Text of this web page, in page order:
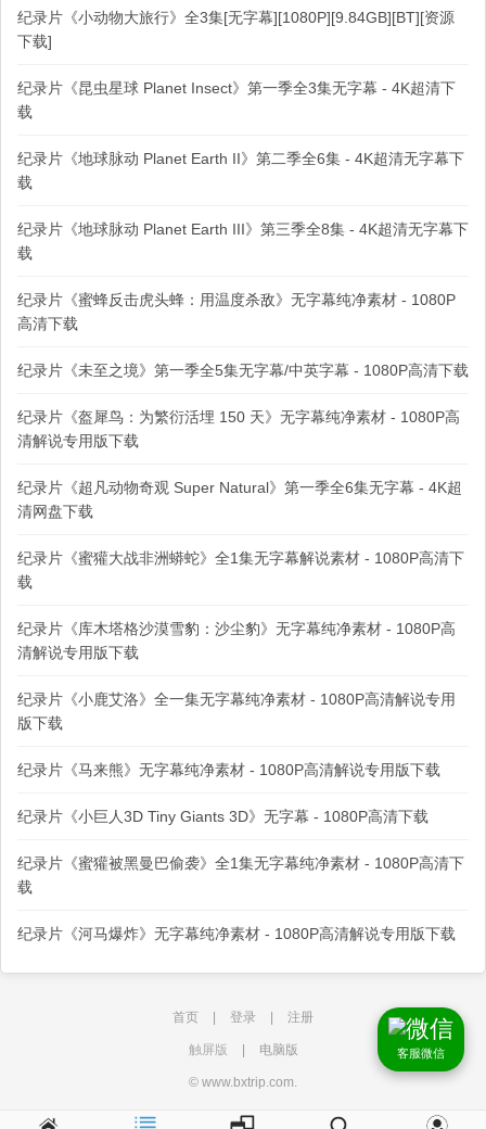
纪录片《小动物大旅行》全3集[无字幕][1080P][9.84GB][BT][资源
下载]
纪录片《昆虫星球 Planet Insect》第一季全3集无字幕 - 4K超清下
载
纪录片《地球脉动 Planet Earth II》第二季全6集 - 4K超清无字幕下
载
纪录片《地球脉动 Planet Earth III》第三季全8集 - 4K超清无字幕下
载
纪录片《蜜蜂反击虎头蜂：用温度杀敌》无字幕纯净素材 - 1080P
高清下载
纪录片《未至之境》第一季全5集无字幕/中英字幕 - 1080P高清下载
纪录片《盔犀鸟：为繁衍活埋 150 天》无字幕纯净素材 - 1080P高
清解说专用版下载
纪录片《超凡动物奇观 Super Natural》第一季全6集无字幕 - 4K超
清网盘下载
纪录片《蜜獾大战非洲蟒蛇》全1集无字幕解说素材 - 1080P高清下
载
纪录片《库木塔格沙漠雪豹：沙尘豹》无字幕纯净素材 - 1080P高
清解说专用版下载
纪录片《小鹿艾洛》全一集无字幕纯净素材 - 1080P高清解说专用
版下载
纪录片《马来熊》无字幕纯净素材 - 1080P高清解说专用版下载
纪录片《小巨人3D Tiny Giants 3D》无字幕 - 1080P高清下载
纪录片《蜜獾被黑曼巴偷袭》全1集无字幕纯净素材 - 1080P高清下
载
纪录片《河马爆炸》无字幕纯净素材 - 1080P高清解说专用版下载
客服微信
首页 登录 注册
触屏版 电脑版
© www.bxtrip.com.